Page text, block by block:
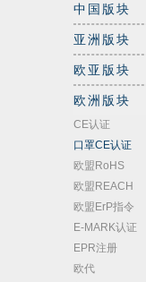
中国版块
亚洲版块
欧亚版块
欧洲版块
CE认证
口罩CE认证
欧盟RoHS
欧盟REACH
欧盟ErP指令
E-MARK认证
EPR注册
欧代